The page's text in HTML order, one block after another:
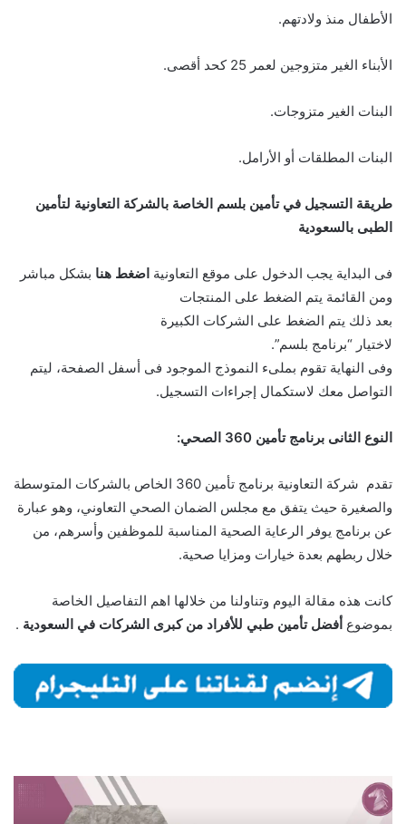
الأطفال منذ ولادتهم.
الأبناء الغير متزوجين لعمر 25 كحد أقصى.
البنات الغير متزوجات.
البنات المطلقات أو الأرامل.
طريقة التسجيل في تأمين بلسم الخاصة بالشركة التعاونية لتأمين
الطبى بالسعودية
فى البداية يجب الدخول على موقع التعاونية اضغط هنا بشكل مباشر
ومن القائمة يتم الضغط على المنتجات
بعد ذلك يتم الضغط على الشركات الكبيرة
لاختيار “برنامج بلسم”.
وفى النهاية تقوم بملىء النموذج الموجود فى أسفل الصفحة، ليتم
التواصل معك لاستكمال إجراءات التسجيل.
النوع الثانى برنامج تأمين 360 الصحي:
تقدم شركة التعاونية برنامج تأمين 360 الخاص بالشركات المتوسطة
والصغيرة حيث يتفق مع مجلس الضمان الصحي التعاوني، وهو عبارة
عن برنامج يوفر الرعاية الصحية المناسبة للموظفين وأسرهم، من
خلال ربطهم بعدة خيارات ومزايا صحية.
كانت هذه مقالة اليوم وتناولنا من خلالها اهم التفاصيل الخاصة
بموضوع أفضل تأمين طبي للأفراد من كبرى الشركات في السعودية .